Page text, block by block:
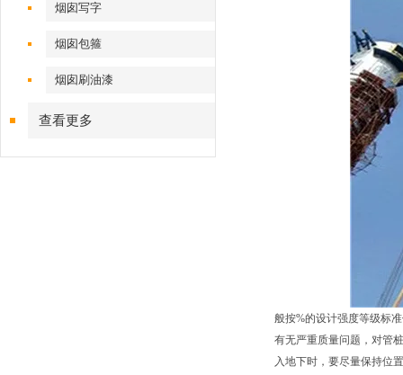
烟囱写字
烟囱包箍
烟囱刷油漆
查看更多
般按%的设计强度等级标
有无严重质量问题，对管
入地下时，要尽量保持位